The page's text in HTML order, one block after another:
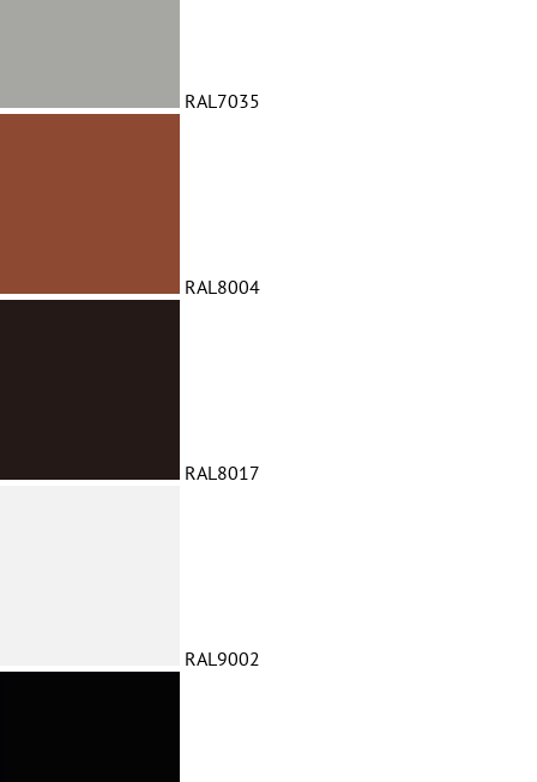
RAL7035
RAL8004
RAL8017
RAL9002